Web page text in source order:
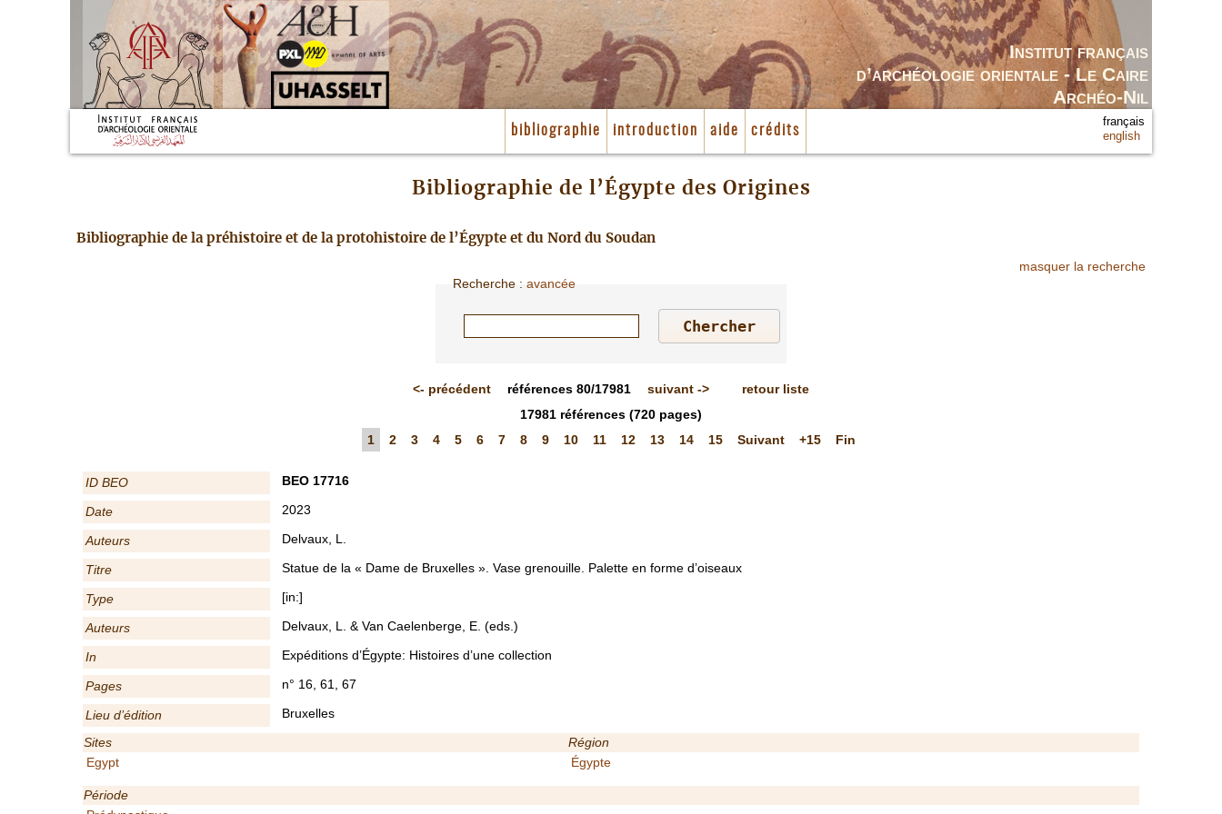
Institut français
d’archéologie orientale - Le Caire
Archéo-Nil
bibliographie introduction aide crédits
français
english
Bibliographie de l’Égypte des Origines
Bibliographie de la préhistoire et de la protohistoire de l’Égypte et du Nord du Soudan
masquer la recherche
Recherche :avancée
<- précédent références 80/17981 suivant ->
retour liste
17981 références (720 pages)
1
2 3 4 5 6 7 8 9 10 11 12 13 14 15 Suivant +15 Fin
ID BEO BEO 17716
Date 2023
Auteurs Delvaux, L.
Titre Statue de la « Dame de Bruxelles ». Vase grenouille. Palette en forme d’oiseaux
Type [in:]
Auteurs Delvaux, L. & Van Caelenberge, E. (eds.)
In Expéditions d’Égypte: Histoires d’une collection
Pages n° 16, 61, 67
Lieu d’édition
Bruxelles
Sites
Région
Egypt
Égypte
Période